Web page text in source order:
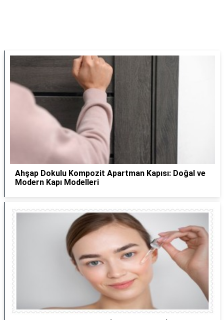
Ahşap Dokulu Kompozit Apartman Kapısı: Doğal ve
Modern Kapı Modelleri